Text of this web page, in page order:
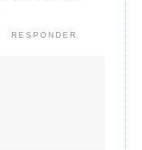
RESPONDER